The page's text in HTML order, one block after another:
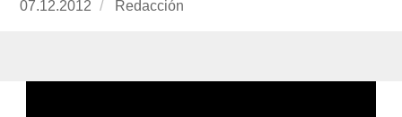
Publicado
07.12.2012 https://www.experimenta.es/author/redaccion/
Redacción